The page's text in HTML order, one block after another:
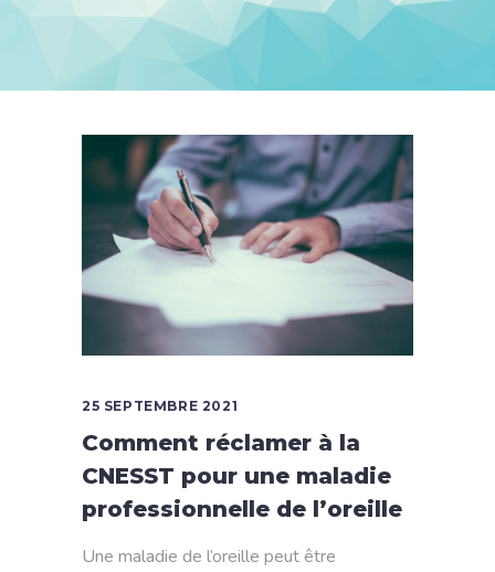
25 SEPTEMBRE 2021
Comment réclamer à la
CNESST pour une maladie
professionnelle de l’oreille
Une maladie de l’oreille peut être